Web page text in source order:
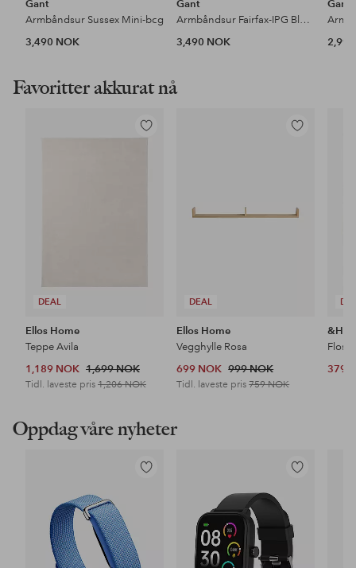
Gant
Armbåndsur Sussex Mini-bcg
3,490 NOK
Gant
Armbåndsur Fairfax-IPG Black Metal IPG
3,490 NOK
Gant
Favoritter akkurat nå
DEAL
Legg
Ellos Home
Teppe Avila
1,189 NOK 1,699 NOK
Tidl. laveste pris 1,206 NOK
DEAL
Legg
Ellos Home
Vegghylle Rosa
699 NOK 999 NOK
Tidl. laveste pris759 NOK
379
Oppdag våre nyheter
Legg
Legg